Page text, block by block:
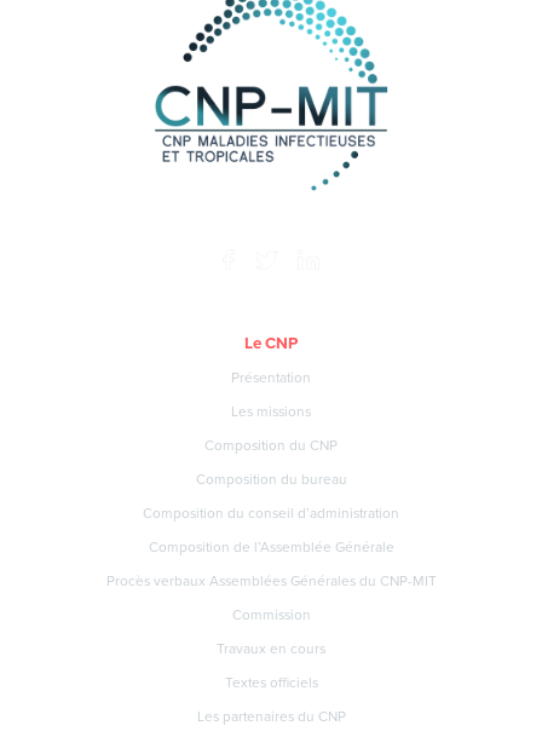
Le CNP
Présentation
Les missions
Composition du CNP
Composition du bureau
Composition du conseil d’administration
Composition de l’Assemblée Générale
Procès verbaux Assemblées Générales du CNP-MIT
Commission
Travaux en cours
Textes officiels
Les partenaires du CNP